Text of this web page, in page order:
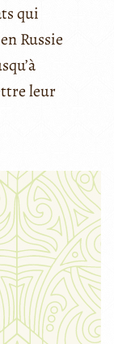
qui
Russie
leur